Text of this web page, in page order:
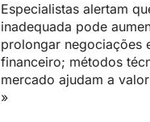
Especialistas alertam
inadequada pode
prolongar negociações
financeiro; métodos
mercado ajudam a
»